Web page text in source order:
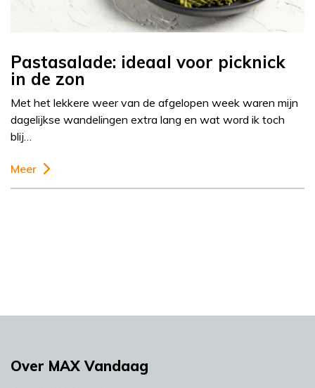
Pastasalade: ideaal voor picknick
in de zon
Met het lekkere weer van de afgelopen week waren mijn
dagelijkse wandelingen extra lang en wat word ik toch
blij…
Meer
Over MAX Vandaag